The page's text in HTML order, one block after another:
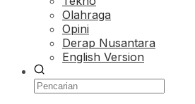
Olahraga
Opini
Derap Nusantara
English Version